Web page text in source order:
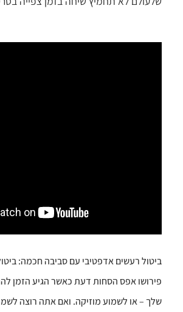
רעשים אדפטיבי עם סביבה חכמה: ביטול
אפס הסחות דעת כאשר הגיע הזמן להתמקד
– או לשמוע מוזיקה. ואם אתה רוצה לשמוע את